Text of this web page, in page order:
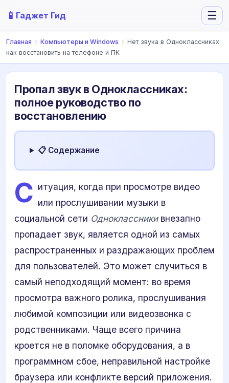
📱 Гаджет Гид ☰
Главная › Компьютеры и Windows › Нет звука в Одноклассниках:
как восстановить на телефоне и ПК
Пропал звук в Одноклассниках:
полное руководство по
восстановлению
📋 Содержание
С итуация, когда при просмотре видео
или прослушивании музыки в
социальной сети Одноклассникивнезапно
пропадает звук, является одной из самых
распространенных и раздражающих проблем
для пользователей. Это может случиться в
самый неподходящий момент: во время
просмотра важного ролика, прослушивания
любимой композиции или видеозвонка с
родственниками. Чаще всего причина
кроется не в поломке оборудования, а в
программном сбое, неправильной настройке
браузера или конфликте версий приложения.